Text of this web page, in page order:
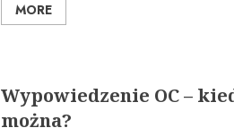
MORE
Wypowiedzenie OC –
można?